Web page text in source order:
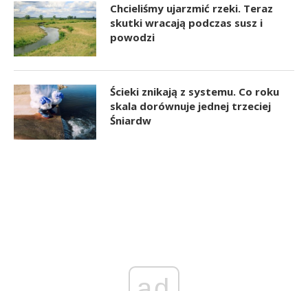
Chcieliśmy ujarzmić rzeki. Teraz
skutki wracają podczas susz i
powodzi
Ścieki znikają z systemu. Co roku
skala dorównuje jednej trzeciej
Śniardw